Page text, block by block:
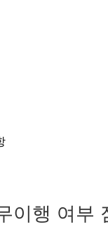
이행 여부